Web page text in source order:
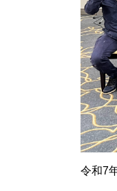
令和7